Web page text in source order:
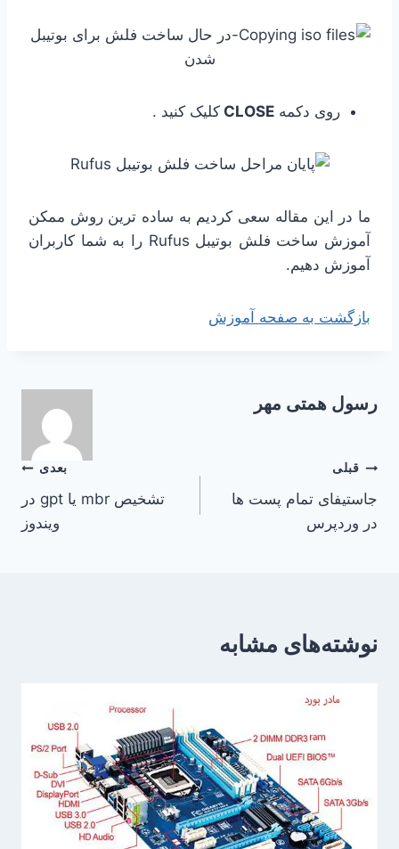
روی دکمه CLOSE کلیک کنید .
ما در این مقاله سعی کردیم به ساده ترین روش ممکن
آموزش ساخت فلش بوتیبل Rufus را به شما کاربران
آموزش دهیم.
بازگشت به صفحه آموزش
رسول همتی مهر
راهبری
نوشته
قبلی
جاستیفای تمام پست ها
در وردپرس
بعدی
تشخیص mbr یا gpt در
ویندوز
نوشته‌های مشابه